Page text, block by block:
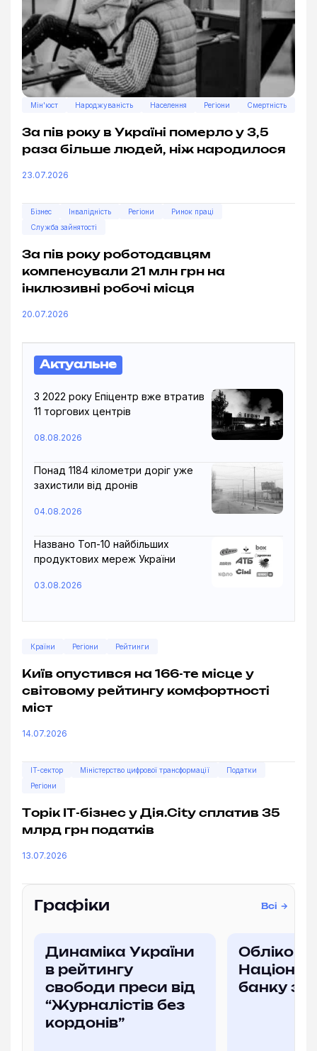
Мін'юст Народжуваність Населення Регіони Смертність
За пів року в Україні померло у 3,5
раза більше людей, ніж народилося
23.07.2026
Бізнес Інвалідність Регіони
Ринок праці
Служба зайнятості
За пів року роботодавцям
компенсували 21 млн грн на
інклюзивні робочі місця
20.07.2026
Актуальне
З 2022 року Епіцентр вже втратив
11 торгових центрів
08.08.2026
Понад 1184 кілометри доріг уже
захистили від дронів
04.08.2026
Названо Топ-10 найбільших
продуктових мереж України
03.08.2026
Країни Регіони Рейтинги
Київ опустився на 166-те місце у
світовому рейтингу комфортності
міст
14.07.2026
IT-сектор Міністерство цифрової трансформації
Податки
Регіони
Торік ІТ-бізнес у Дія.City сплатив 35
млрд грн податків
13.07.2026
Графіки Всі
Динаміка України
в рейтингу
свободи преси від
“Журналістів без
кордонів”
Облікова
банку за